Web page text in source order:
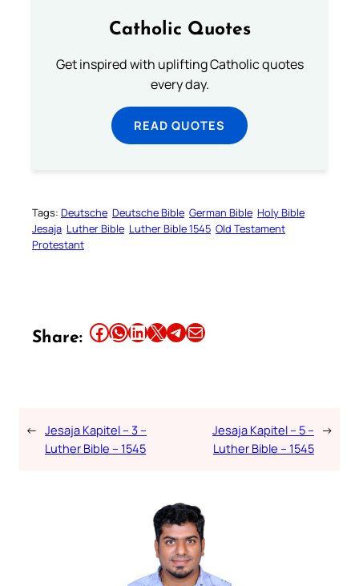
Catholic Quotes
Get inspired with uplifting Catholic quotes
every day.
READ QUOTES
Tags: Deutsche Deutsche Bible German Bible Holy Bible
Jesaja Luther Bible Luther Bible 1545 Old Testament
Protestant
Share: Share this article on Facebook Share this article on WhatsApp Share this article on LinkedIn Share this article on X Share this article on TelegramEmail this Article
← Jesaja Kapitel – 3 –
Luther Bible – 1545
Jesaja Kapitel – 5 –
Luther Bible – 1545
→